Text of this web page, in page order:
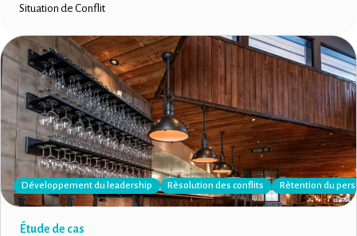
Situation de Conflit
Développement du leadership Rèsolution des conflits Rètention du
Étude de cas